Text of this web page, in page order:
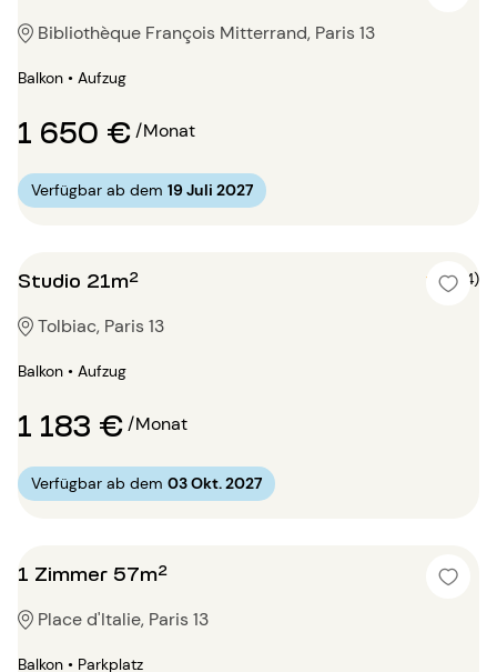
Bibliothèque François Mitterrand, Paris 13
Balkon • Aufzug
1 650 €/Monat
Verfügbar ab dem 19 Juli 2027
Studio 21m² 5 (4)
Tolbiac, Paris 13
Balkon • Aufzug
1 183 €/Monat
Verfügbar ab dem 03 Okt. 2027
1 Zimmer 57m²
Place d'Italie, Paris 13
Balkon • Parkplatz